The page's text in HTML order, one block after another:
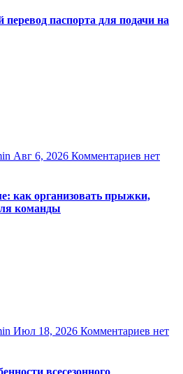
паспорта для подачи на
Авг 6, 2026 Комментариев нет
как организовать прыжки,
команды
Июл 18, 2026 Комментариев нет
всесезонного